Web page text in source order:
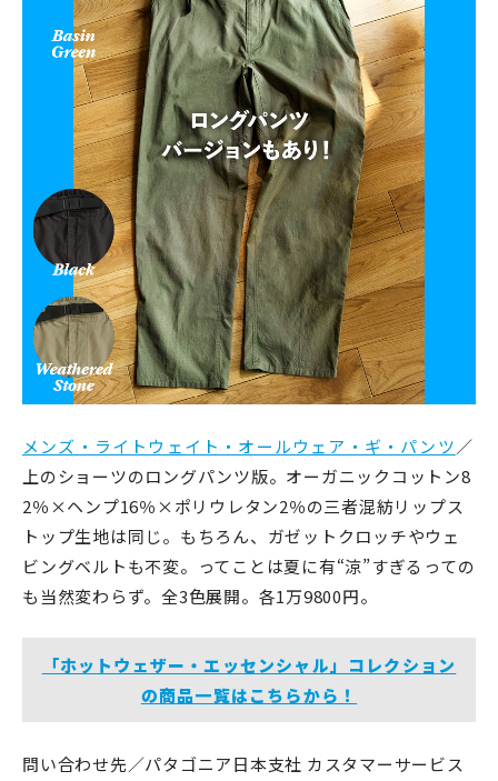
メンズ・ライトウェイト・オールウェア・ギ・パンツ／
上のショーツのロングパンツ版。オーガニックコットン8
2％×ヘンプ16％×ポリウレタン2％の三者混紡リップス
トップ生地は同じ。もちろん、ガゼットクロッチやウェ
ビングベルトも不変。ってことは夏に有“涼”すぎるっての
も当然変わらず。全3色展開。各1万9800円。
「ホットウェザー・エッセンシャル」コレクション
の商品一覧はこちらから！
問い合わせ先／パタゴニア日本支社 カスタマーサービス